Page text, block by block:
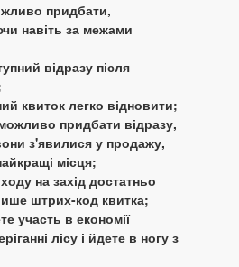
придбати,
навіть за межами
відразу після
квиток легко відновити;
придбати відразу,
з'явилися у продажу,
місця;
на захід достатньо
штрих-код квитка;
участь в економії
лісу і йдете в ногу з